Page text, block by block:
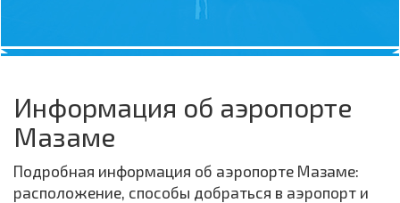
Информация об аэропорте
Мазаме
Подробная информация об аэропорте Мазаме:
расположение, способы добраться в аэропорт и